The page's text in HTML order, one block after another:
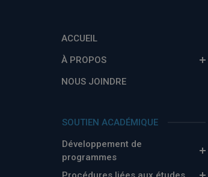
ACCUEIL
À PROPOS
NOUS JOINDRE
SOUTIEN ACADÉMIQUE
Développement de
programmes